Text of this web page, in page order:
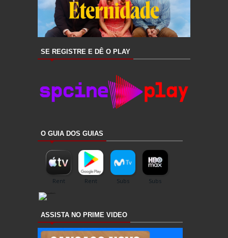
SE REGISTRE E DÊ O PLAY
O GUIA DOS GUIAS
ASSISTA NO PRIME VIDEO